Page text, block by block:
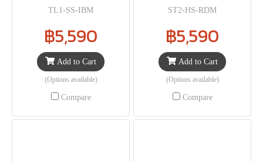
TL1-SS-IBM
฿5,590
Add to Cart
(Options available)
Compare
ST2-HS-RDM
฿5,590
Add to Cart
(Options available)
Compare